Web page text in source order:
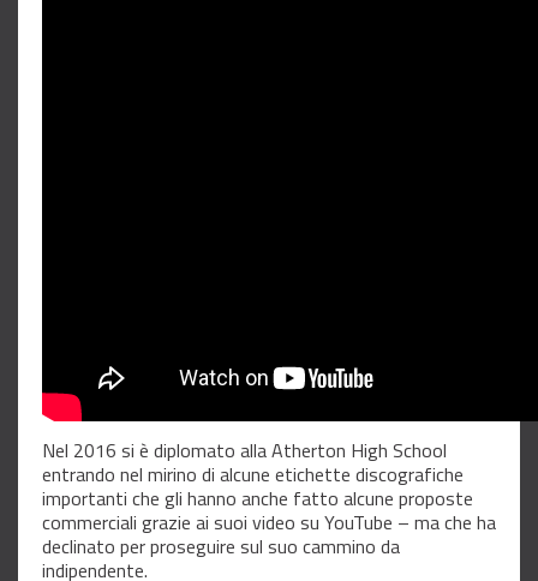
Nel 2016 si è diplomato alla Atherton High School
entrando nel mirino di alcune etichette discografiche
importanti che gli hanno anche fatto alcune proposte
commerciali grazie ai suoi video su YouTube – ma che ha
declinato per proseguire sul suo cammino da
indipendente.